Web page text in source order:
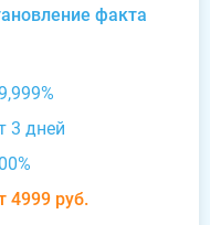
факта
3 дней
4999 руб.